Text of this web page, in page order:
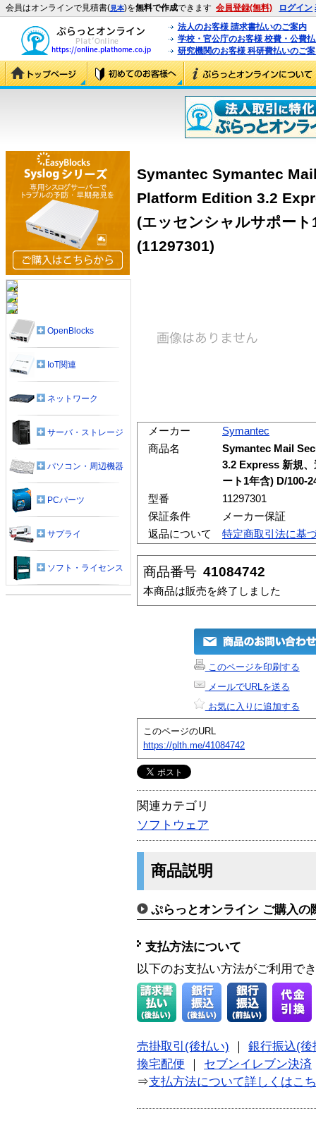
会員はオンラインで見積書(見本)を無料で作成できます 会員登録(無料) ログイン
法人のお客様 請求書払いのご案内
学校・官公庁のお客様 校費・公費
研究機関のお客様 科研費払いのご
Symantec Symantec
Platform Edition 3.2
(エッセンシャルサポー
(11297301)
メーカー
Symantec
商品名
Symantec Mail
3.2 Express 新規
ート1年含) D/100-
型番
11297301
保証条件
メーカー保証
返品について
特定商取引法に基
商品番号 41084742
本商品は販売を終了しました
このページを印刷する
メールでURLを送る
お気に入りに追加する
このページのURL
https://plth.me/41084742
関連カテゴリ
ソフトウェア
商品説明
ぷらっとオンライン ご購入の
支払方法について
以下のお支払い方法がご利用で
売掛取引(後払い)
銀行振込(後
換宅配便
セブンイレブン決済
⇒支払方法について詳しくはこ
OpenBlocks
IoT関連
ネットワーク
サーバ・ストレージ
パソコン・周辺機器
PCパーツ
サプライ
ソフト・ライセンス